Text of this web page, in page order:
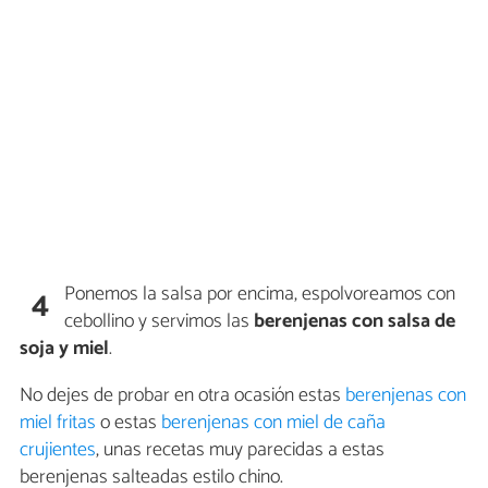
4 Ponemos la salsa por encima, espolvoreamos con
cebollino y servimos las berenjenas con salsa de
soja y miel.
No dejes de probar en otra ocasión estas berenjenas con
miel fritaso estas berenjenas con miel de caña
crujientes, unas recetas muy parecidas a estas
berenjenas salteadas estilo chino.